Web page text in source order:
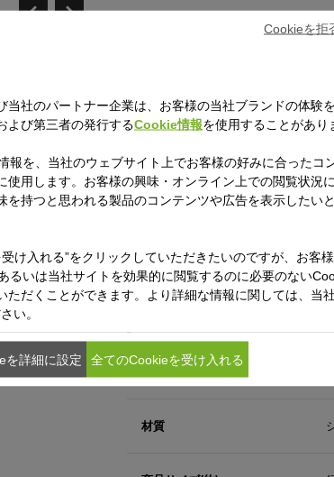
に記載の品番
応しておりま
材質
当社のパートナー企業は、お客様の当社ブランドの体験
よび第三者の発行するCookie情報を使用することがあり
報を、当社のウェブサイト上でお客様の好みに合ったコ
使用します。お客様の興味・オンライン上での閲覧状況
を持つと思われる製品のコンテンツや広告を表示したい
け入れる”をクリックしていただきたいのですが、お客様
るいは当社サイトを効果的に閲覧するのに必要のない
ただくことができます。より詳細な情報に関しては、当
い。
Cookieを拒
を詳細に設定 全てのCookieを受け入れる